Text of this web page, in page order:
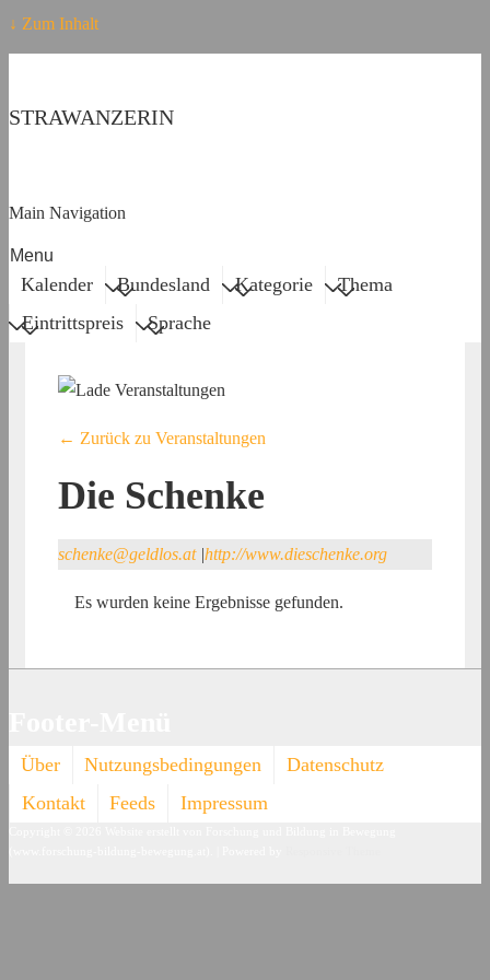
↓ Zum Inhalt
STRAWANZERIN
Main Navigation
Menu
Kalender Bundesland Kategorie
Thema
Eintrittspreis
Sprache
← Zurück zu Veranstaltungen
Die Schenke
schenke@geldlos.at |http://www.dieschenke.org
Es wurden keine Ergebnisse gefunden.
Über Nutzungsbedingungen
Datenschutz
Kontakt
Feeds Impressum